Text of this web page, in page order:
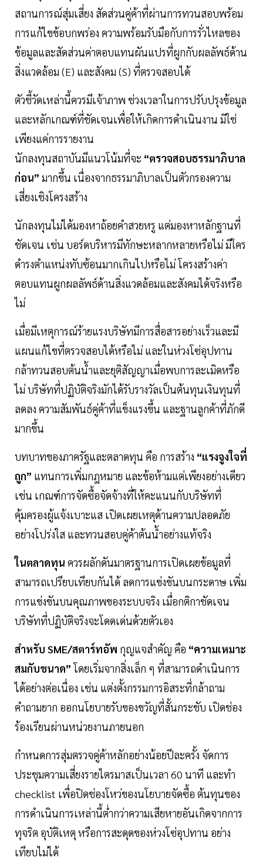
สถานการณ์สุ่มเสี่ยง สัดส่วนคู่ค้าที่ผ่านการทวนสอบพร้อม
การแก้ไขข้อบกพร่อง ความพร้อมรับมือกับการรั่วไหลของ
ข้อมูลและสัดส่วนค่าตอบแทนผันแปรที่ผูกกับผลลัพธ์ด้าน
สิ่งแวดล้อม (E) และสังคม (S) ที่ตรวจสอบได้
ตัวชี้วัดเหล่านี้ควรมีเจ้าภาพ ช่วงเวลาในการปรับปรุงข้อมูล
และหลักเกณฑ์ที่ชัดเจนเพื่อให้เกิดการดำเนินงาน มิใช่
เพียงแค่การรายงาน
นักลงทุนสถาบันมีแนวโน้มที่จะ “ตรวจสอบธรรมาภิบาล
ก่อน” มากขึ้น เนื่องจากธรรมาภิบาลเป็นตัวกรองความ
เสี่ยงเชิงโครงสร้าง
นักลงทุนไม่ได้มองหาถ้อยคำสวยหรู แต่มองหาหลักฐานที่
ชัดเจน เช่น บอร์ดบริหารมีทักษะหลากหลายหรือไม่ มีใคร
ดำรงตำแหน่งทับซ้อนมากเกินไปหรือไม่ โครงสร้างค่า
ตอบแทนผูกผลลัพธ์ด้านสิ่งแวดล้อมและสังคมได้จริงหรือ
ไม่
เมื่อมีเหตุการณ์ร้ายแรงบริษัทมีการสื่อสารอย่างเร็วและมี
แผนแก้ไขที่ตรวจสอบได้หรือไม่ และในห่วงโซ่อุปทาน
กล้าทวนสอบต้นน้ำและยุติสัญญาเมื่อพบการละเมิดหรือ
ไม่ บริษัทที่ปฏิบัติจริงมักได้รับรางวัลเป็นต้นทุนเงินทุนที่
ลดลง ความสัมพันธ์คู่ค้าที่แข็งแรงขึ้น และฐานลูกค้าที่ภักดี
มากขึ้น
บทบาทของภาครัฐและตลาดทุน คือ การสร้าง “แรงจูงใจที่
ถูก” แทนการเพิ่มกฎหมาย และข้อห้ามแต่เพียงอย่างเดียว
เช่น เกณฑ์การจัดซื้อจัดจ้างที่ให้คะแนนกับบริษัทที่
คุ้มครองผู้แจ้งเบาะแส เปิดเผยเหตุด้านความปลอดภัย
อย่างโปร่งใส และทวนสอบคู่ค้าต้นน้ำอย่างแท้จริง
ในตลาดทุน ควรผลักดันมาตรฐานการเปิดเผยข้อมูลที่
สามารถเปรียบเทียบกันได้ ลดการแข่งขันบนกระดาษ เพิ่ม
การแข่งขันบนคุณภาพของระบบจริง เมื่อกติกาชัดเจน
บริษัทที่ปฏิบัติจริงจะโดดเด่นด้วยตัวเอง
สำหรับ SME/สตาร์ทอัพ กุญแจสำคัญ คือ “ความเหมาะ
สมกับขนาด”โดยเริ่มจากสิ่งเล็ก ๆ ที่สามารถดำเนินการ
ได้อย่างต่อเนื่อง เช่น แต่งตั้งกรรมการอิสระที่กล้าถาม
คำถามยาก ออกนโยบายรับของขวัญที่สั้นกระชับ เปิดช่อง
ร้องเรียนผ่านหน่วยงานภายนอก
กำหนดการสุ่มตรวจคู่ค้าหลักอย่างน้อยปีละครั้ง จัดการ
ประชุมความเสี่ยงรายไตรมาสเป็นเวลา 60 นาที และทำ
checklist เพื่อปิดช่องโหว่ของนโยบายจัดซื้อ ต้นทุนของ
การดำเนินการเหล่านี้ต่ำกว่าความเสียหายอันเกิดจากการ
ทุจริต อุบัติเหตุ หรือการสะดุดของห่วงโซ่อุปทาน อย่าง
เทียบไม่ได้